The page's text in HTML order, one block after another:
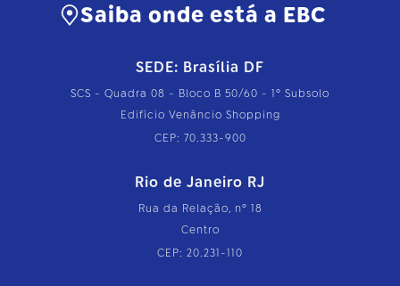
Saiba onde está a EBC
SEDE: Brasília DF
SCS - Quadra 08 - Bloco B 50/60 - 1º Subsolo
Edifício Venâncio Shopping
CEP: 70.333-900
Rio de Janeiro RJ
Rua da Relação, nº 18
Centro
CEP: 20.231-110